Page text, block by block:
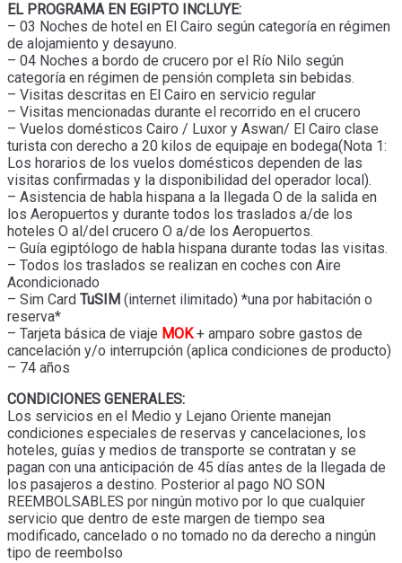
EL PROGRAMA EN EGIPTO INCLUYE:
– 03 Noches de hotel en El Cairo según categoría en régimen
de alojamiento y desayuno.
– 04 Noches a bordo de crucero por el Río Nilo según
categoría en régimen de pensión completa sin bebidas.
– Visitas descritas en El Cairo en servicio regular
– Visitas mencionadas durante el recorrido en el crucero
– Vuelos domésticos Cairo / Luxor y Aswan/ El Cairo clase
turista con derecho a 20 kilos de equipaje en bodega(Nota 1:
Los horarios de los vuelos domésticos dependen de las
visitas confirmadas y la disponibilidad del operador local).
– Asistencia de habla hispana a la llegada O de la salida en
los Aeropuertos y durante todos los traslados a/de los
hoteles O al/del crucero O a/de los Aeropuertos.
– Guía egiptólogo de habla hispana durante todas las visitas.
– Todos los traslados se realizan en coches con Aire
Acondicionado
– Sim Card TuSIM (internet ilimitado) *una por habitación o
reserva*
– Tarjeta básica de viaje MOK+ amparo sobre gastos de
cancelación y/o interrupción (aplica condiciones de producto)
– 74 años
CONDICIONES GENERALES:
Los servicios en el Medio y Lejano Oriente manejan
condiciones especiales de reservas y cancelaciones, los
hoteles, guías y medios de transporte se contratan y se
pagan con una anticipación de 45 días antes de la llegada de
los pasajeros a destino. Posterior al pago NO SON
REEMBOLSABLES por ningún motivo por lo que cualquier
servicio que dentro de este margen de tiempo sea
modificado, cancelado o no tomado no da derecho a ningún
tipo de reembolso